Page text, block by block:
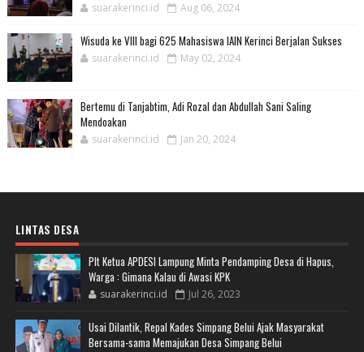
suarakerinci.id Aug 06, 2024
Wisuda ke VIII bagi 625 Mahasiswa IAIN Kerinci Berjalan Sukses
suarakerinci.id May 02, 2024
Bertemu di Tanjabtim, Adi Rozal dan Abdullah Sani Saling
Mendoakan
suarakerinci.id Jan 20, 2024
LINTAS DESA
Plt Ketua APDESI Lampung Minta Pendamping Desa di Hapus,
Warga : Gimana Kalau di Awasi KPK
suarakerinci.id Jul 26, 2023
Usai Dilantik, Repal Kades Simpang Belui Ajak Masyarakat
Bersama-sama Memajukan Desa Simpang Belui